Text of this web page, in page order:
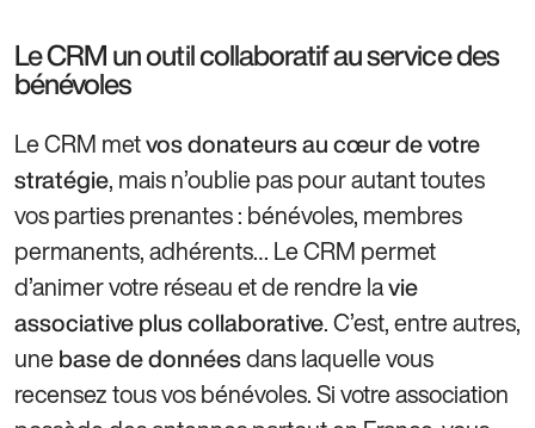
Le CRM un outil collaboratif au service des
bénévoles
Le CRM metvos donateurs au cœur de votre
stratégie, mais n’oublie pas pour autant toutes
vos parties prenantes : bénévoles, membres
permanents, adhérents… Le CRM permet
d’animer votre réseau et de rendre lavie
associative plus collaborative. C’est, entre autres,
une base de donnéesdans laquelle vous
recensez tous vos bénévoles. Si votre association